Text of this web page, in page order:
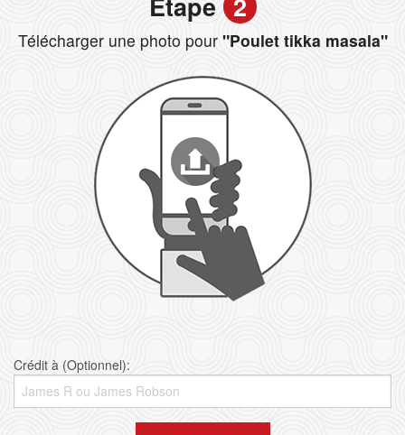
Télécharger une photo pour"Poulet tikka masala"
Crédit à (Optionnel):